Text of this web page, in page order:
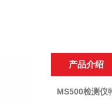
产品介绍
MS500检测仪